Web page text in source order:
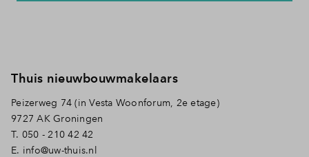
Thuis nieuwbouwmakelaars
Peizerweg 74 (in Vesta Woonforum, 2e etage)
9727 AK Groningen
T. 050 - 210 42 42
E. info@uw-thuis.nl